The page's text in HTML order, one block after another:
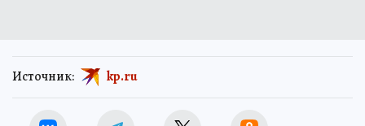
Источник: kp.ru